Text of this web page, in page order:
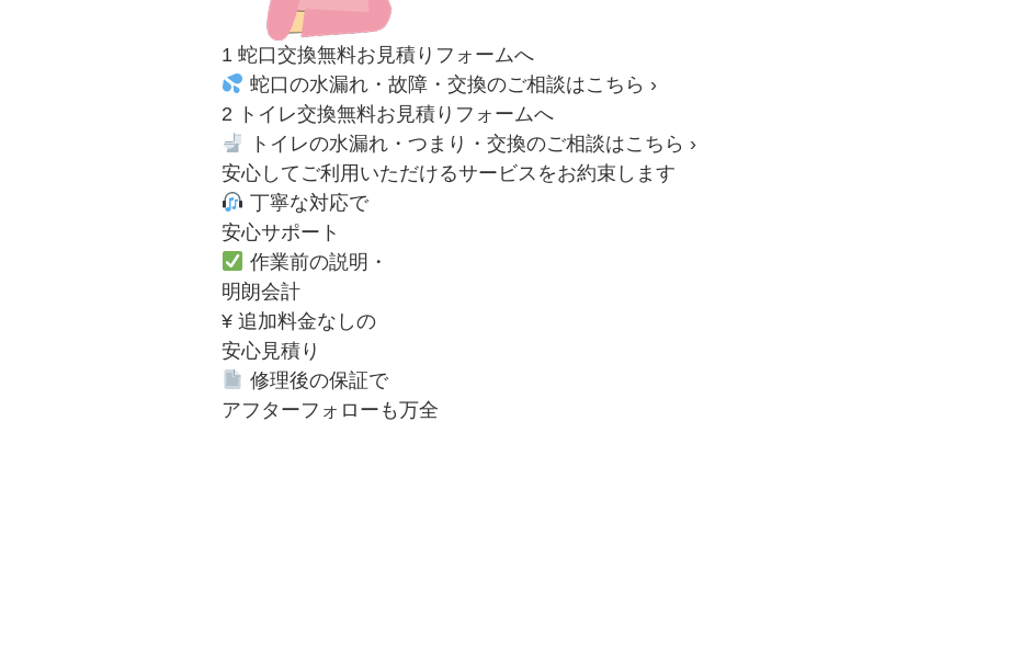
1 蛇口交換無料お見積りフォームへ
蛇口の水漏れ・故障・交換のご相談はこちら ›
2 トイレ交換無料お見積りフォームへ
トイレの水漏れ・つまり・交換のご相談はこちら ›
安心 してご利用いただけるサービスをお約束します
丁寧な対応で
安心サポート
作業前の説明・
明朗会計
¥ 追加料金なしの
安心見積り
修理後の保証で
アフターフォローも万全